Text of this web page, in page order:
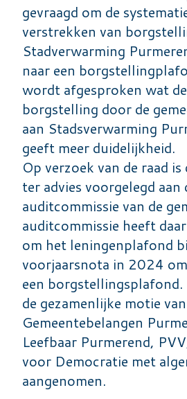
gevraagd om de
verstrekken van
Stadverwarming
naar een
wordt afgesproken wat
borgstelling door de
aan Stadsverwarming
geeft meer duidelijkheid.
Op verzoek van de raad
ter advies voorgelegd aan
auditcommissie van de
auditcommissie heeft
om het leningenplafond
voorjaarsnota in 2024
een borgstellingsplafond.
de gezamenlijke motie
Gemeentebelangen
Leefbaar Purmerend,
voor Democratie met
aangenomen.